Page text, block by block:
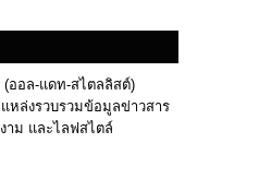
(ออล-แดท-สไตลลิสต์)
หล่งรวบรวมข้อมูลข่าวสาร
าม และไลฟสไตล์